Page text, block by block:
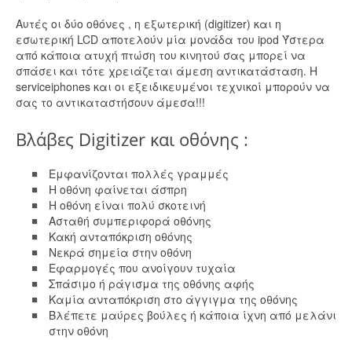
Αυτές οι δύο οθόνες , η εξωτερική (digitizer) και η
εσωτερική LCD αποτελούν μία μονάδα του ipod Ύστερα
από κάποια ατυχή πτώση του κινητού σας μπορεί να
σπάσει και τότε χρειάζεται άμεση αντικατάσταση. Η
serviceiphones και οι εξειδικευμένοι τεχνικοί μπορούν να
σας το αντικαταστήσουν άμεσα!!!
Bλάβες Digitizer και οθόνης :
Εμφανίζονται πολλές γραμμές
Η οθόνη φαίνεται άσπρη
Η οθόνη είναι πολύ σκοτεινή
Ασταθή συμπεριφορά οθόνης
Κακή ανταπόκριση οθόνης
Νεκρά σημεία στην οθόνη
Εφαρμογές που ανοίγουν τυχαία
Σπάσιμο ή ράγισμα της οθόνης αφής
Καμία ανταπόκριση στο άγγιγμα της οθόνης
Βλέπετε μαύρες βούλες ή κάποια ίχνη από μελάνι
στην οθόνη